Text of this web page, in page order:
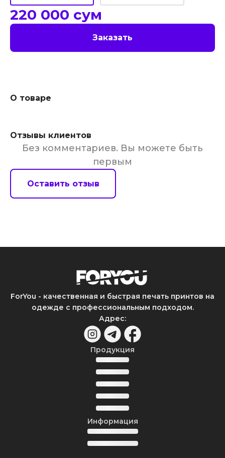
220 000 сум
Заказать
О товаре
Отзывы клиентов
Без комментариев. Вы можете быть
первым
Оставить отзыв
ForYou - качественная и быстрая печать принтов на
одежде с профессиональным подходом.
Адрес:
Продукция
Информация